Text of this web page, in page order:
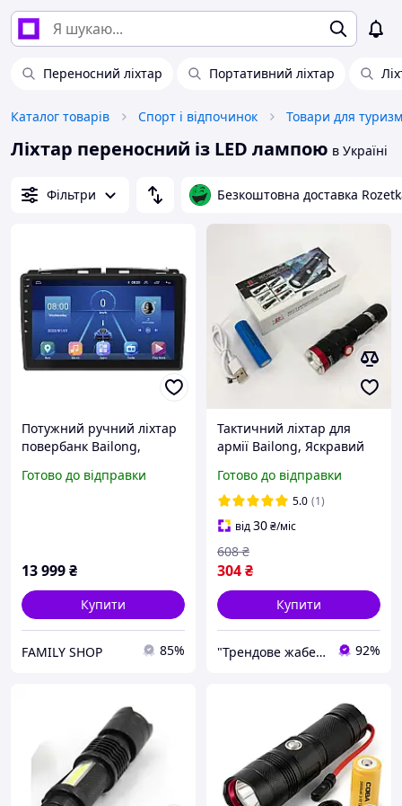
Переносний ліхтар Портативний ліхтар
Каталог товарів Спорт і відпочинок Товари для
Ліхтар переносний із LED лампою в Україні
Фільтри Безкоштовна доставка
Потужний ручний ліхтар
повербанк Bailong,
ручний ліхтар LED із
Готово до відправки
13 999₴
Купити
FAMILY SHOP 85%
Тактичний ліхтар для
армії Bailong, Яскравий
Ручний світильник з
потужним променем AC-
52
Готово до відправки
5.0 (1)
від30₴/міс
304₴
608 ₴
Купити
"Трендове жабеня" - интернет-магазин тактичного військового спорядження | Власне виробництво | 92%